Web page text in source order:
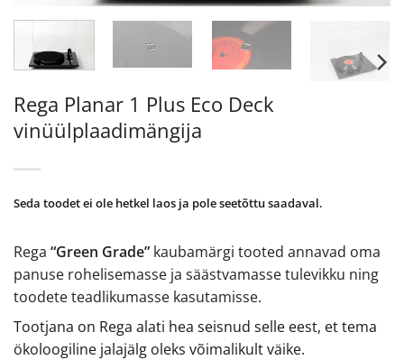
Rega Planar 1 Plus Eco Deck
vinüülplaadimängija
Rega “Green Grade” kaubamärgi tooted annavad oma
panuse rohelisemasse ja säästvamasse tulevikku ning
toodete teadlikumasse kasutamisse.
Tootjana on Rega alati hea seisnud selle eest, et tema
ökoloogiline jalajälg oleks võimalikult väike.
Seda toodet ei ole hetkel laos ja pole seetõttu saadaval.